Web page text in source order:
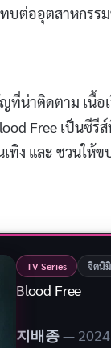
บต่ออุตสาหกร
ที่น่าติดตาม เนื้
Free เป็นซี
ทิง และ ชวนให้
TV Series จิตนิ
Blood Free
지배종— 2024